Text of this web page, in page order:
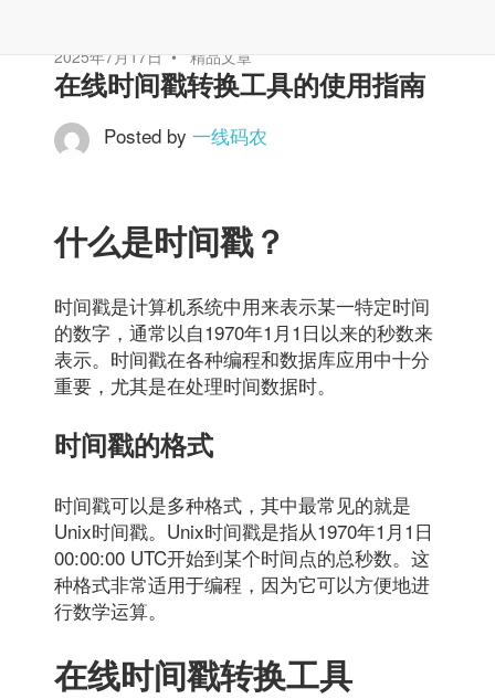
2025年7月17日 精品文章
在线时间戳转换工具的使用指南
Posted by 一线码农
什么是时间戳？
时间戳是计算机系统中用来表示某一特定时间
的数字，通常以自1970年1月1日以来的秒数来
表示。时间戳在各种编程和数据库应用中十分
重要，尤其是在处理时间数据时。
时间戳的格式
时间戳可以是多种格式，其中最常见的就是
Unix时间戳。Unix时间戳是指从1970年1月1日
00:00:00 UTC开始到某个时间点的总秒数。这
种格式非常适用于编程，因为它可以方便地进
行数学运算。
在线时间戳转换工具